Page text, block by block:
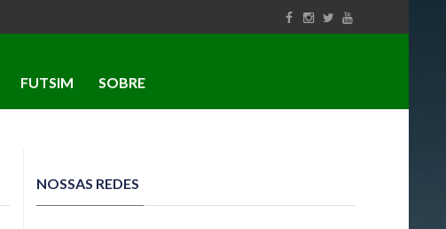
FUTSIM SOBRE
NOSSAS REDES